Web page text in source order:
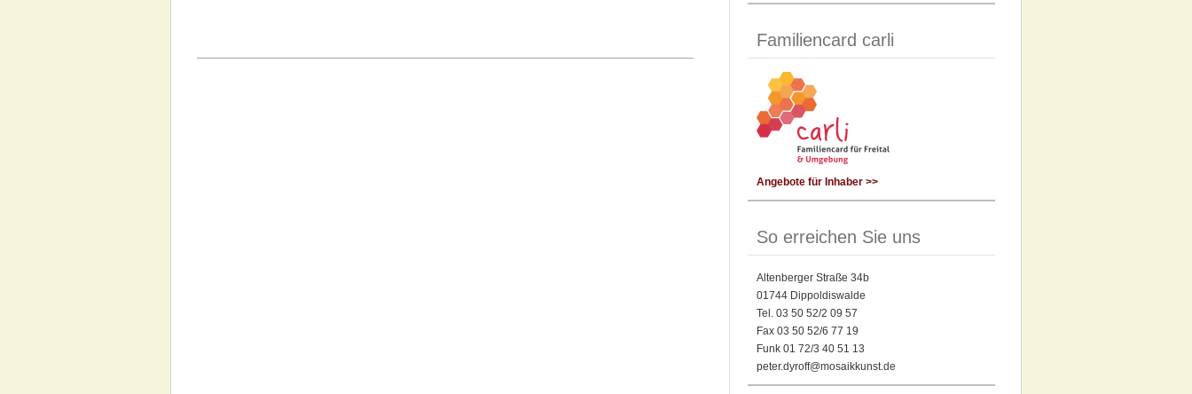
Familiencard carli
Angebote für Inhaber >>
So erreichen Sie uns
Altenberger Straße 34b
01744 Dippoldiswalde
Tel. 03 50 52/2 09 57
Fax 03 50 52/6 77 19
Funk 01 72/3 40 51 13
peter.dyroff@mosaikkunst.de